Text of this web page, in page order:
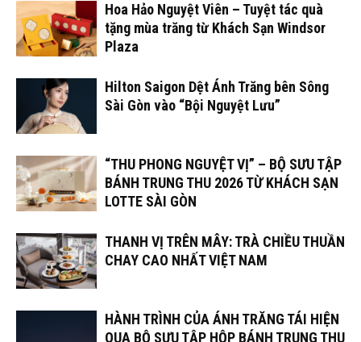
Hoa Hảo Nguyệt Viên – Tuyệt tác quà
tặng mùa trăng từ Khách Sạn Windsor
Plaza
Hilton Saigon Dệt Ánh Trăng bên Sông
Sài Gòn vào “Bội Nguyệt Lưu”
“THU PHONG NGUYỆT VỊ” – BỘ SƯU TẬP
BÁNH TRUNG THU 2026 TỪ KHÁCH SẠN
LOTTE SÀI GÒN
THANH VỊ TRÊN MÂY: TRÀ CHIỀU THUẦN
CHAY CAO NHẤT VIỆT NAM
HÀNH TRÌNH CỦA ÁNH TRĂNG TÁI HIỆN
QUA BỘ SƯU TẬP HỘP BÁNH TRUNG THU